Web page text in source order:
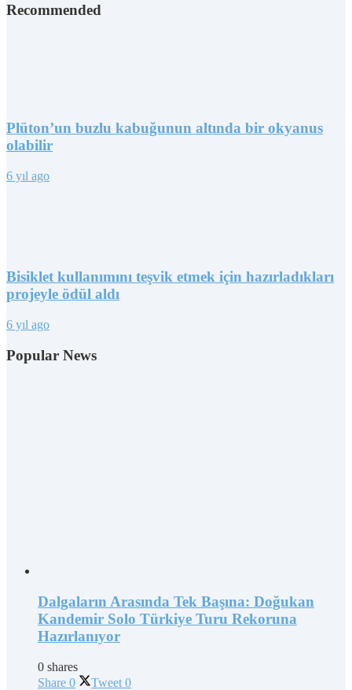
Recommended
Plüton’un buzlu kabuğunun altında bir okyanus
olabilir
6 yıl ago
Bisiklet kullanımını teşvik etmek için hazırladıkları
projeyle ödül aldı
6 yıl ago
Popular News
Dalgaların Arasında Tek Başına: Doğukan
Kandemir Solo Türkiye Turu Rekoruna
Hazırlanıyor
0 shares
Share 0 Tweet 0